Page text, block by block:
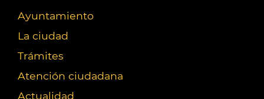
Ayuntamiento
La ciudad
Trámites
Atención ciudadana
Actualidad